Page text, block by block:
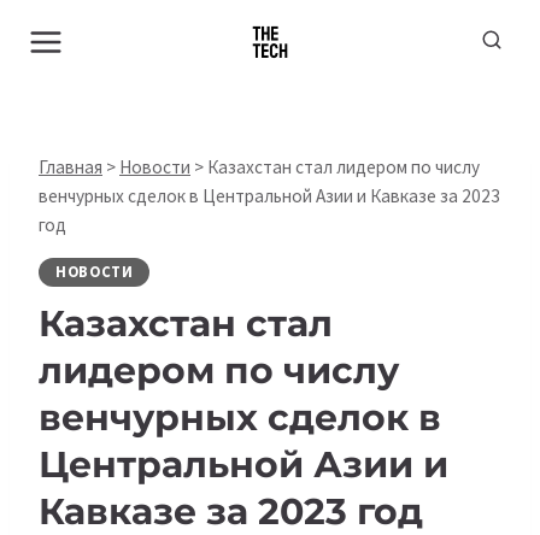
Главная > Новости > Казахстан стал лидером по числу
венчурных сделок в Центральной Азии и Кавказе за 2023
год
НОВОСТИ
Казахстан стал
лидером по числу
венчурных сделок в
Центральной Азии и
Кавказе за 2023 год